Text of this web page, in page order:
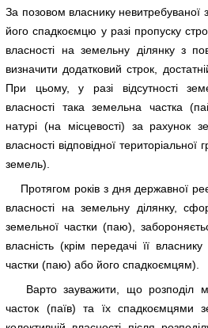
За позовом власнику невитребуваної
його спадкоємцю у разі пропуску
власності на земельну ділянку з
визначити додатковий строк,
При цьому, у разі відсутності
власності така земельна частка
натурі (на місцевості) за рахунок
власності відповідної
земель).
Протягом років з дня державної
власності на земельну ділянку,
земельної частки (паю),
власність (крім передачі її
частки (паю) або його спадкоємцям).
Варто зауважити, що розподіл
часток (паїв) та їх